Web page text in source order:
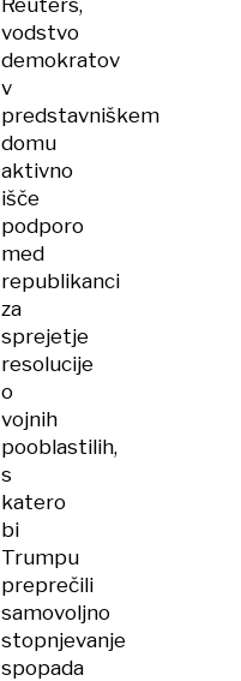
Reuters,
vodstvo
demokratov
v
predstavniškem
domu
aktivno
išče
podporo
med
republikanci
za
sprejetje
resolucije
o
vojnih
pooblastilih,
s
katero
bi
Trumpu
preprečili
samovoljno
stopnjevanje
spopada